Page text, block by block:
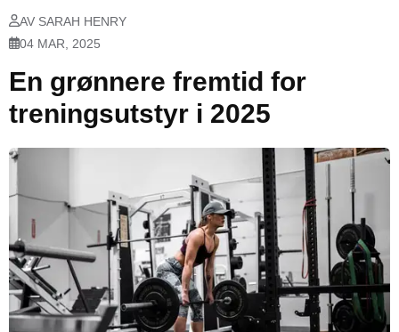
AV SARAH HENRY
04 MAR, 2025
En grønnere fremtid for
treningsutstyr i 2025